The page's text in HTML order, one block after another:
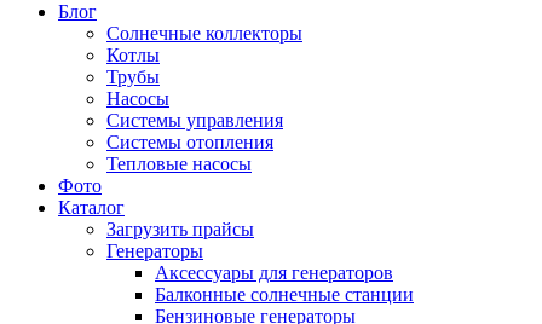
Блог
Солнечные коллекторы
Котлы
Трубы
Насосы
Системы управления
Системы отопления
Тепловые насосы
Фото
Каталог
Загрузить прайсы
Генераторы
Аксессуары для генераторов
Балконные солнечные станции
Бензиновые генераторы